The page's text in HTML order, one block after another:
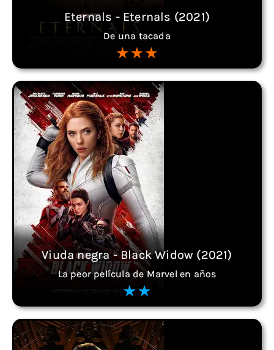
Eternals - Eternals (2021)
De una tacada
Viuda negra - Black Widow (2021)
La peor película de Marvel en años